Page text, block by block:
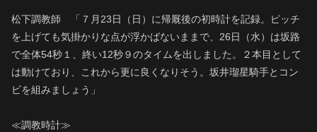
松下調教師 「７月23日（日）に帰厩後の初時計を記録。ピッチ
を上げても気掛かりな点が浮かばないままで、26日（水）は坂路
で全体54秒１、終い12秒９のタイムを出しました。２本目として
は動けており、これから更に良くなりそう。坂井瑠星騎手とコン
ビを組みましょう」
≪調教時計≫